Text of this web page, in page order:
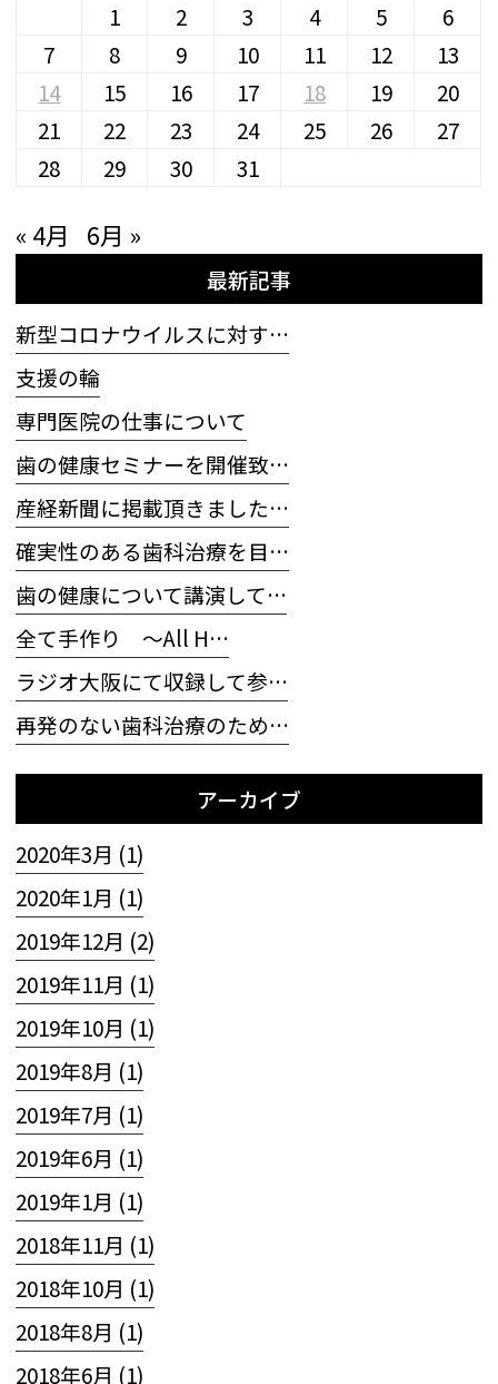
1 2 3 4 5
6
7
8 9 10 11 12
13
14
15 16 17 18 19
20
21
22 23 24 25 26
27
28
29 30 31
« 4月 6月 »
最新記事
新型コロナウイルスに対す…
支援の輪
専門医院の仕事について
歯の健康セミナーを開催致…
産経新聞に掲載頂きました…
確実性のある歯科治療を目…
歯の健康について講演して…
全て手作り 〜All H…
ラジオ大阪にて収録して参…
再発のない歯科治療のため…
アーカイブ
2020年3月 (1)
2020年1月 (1)
2019年12月 (2)
2019年11月 (1)
2019年10月 (1)
2019年8月 (1)
2019年7月 (1)
2019年6月 (1)
2019年1月 (1)
2018年11月 (1)
2018年10月 (1)
2018年8月 (1)
2018年6月 (1)